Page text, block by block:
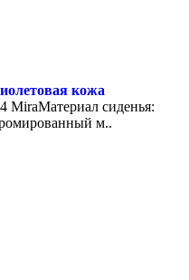
кожа
MiraМатериал сиденья:
м..